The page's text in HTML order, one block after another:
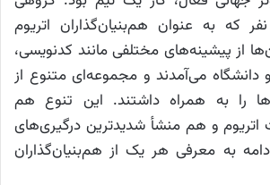
به عنوان هم‌بنیان‌گذاران اتریوم
از پیشینه‌های مختلفی مانند کدنویسی،
می‌آمدند و مجموعه‌ای متنوع از
را به همراه داشتند. این تنوع هم
اتریوم و هم منشأ شدیدترین درگیری‌های
به معرفی هر یک از هم‌بنیان‌گذاران